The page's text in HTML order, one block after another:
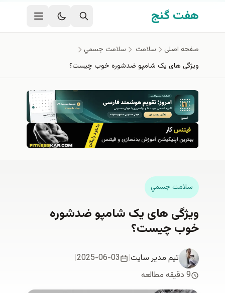
رفتن به محتوای اصلی
هفت گنج
صفحه اصلی سلامت
سلامت جسمي
ویژگی های یک شامپو ضدشوره خوب چیست؟
سلامت جسمي
ویژگی های یک شامپو ضدشوره
خوب چیست؟
تیم مدیر سایت|
2025-06-03
|
9 دقیقه مطالعه